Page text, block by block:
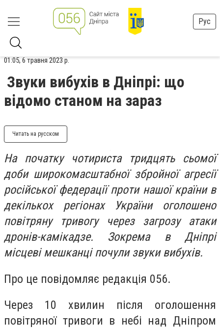
Рус
01:05, 6 травня 2023 р.
Звуки вибухів в Дніпрі: що
відомо станом на зараз
Читать на русском
На початку чотириста тридцять сьомої
доби широкомасштабної збройної агресії
російської федерації проти нашої країни в
декількох регіонах України оголошено
повітряну тривогу через загрозу атаки
дронів-камікадзе. Зокрема в Дніпрі
місцеві мешканці почули звуки вибухів.
Про це повідомляє редакція 056.
Через 10 хвилин після оголошення
повітряної тривоги в небі над Дніпром